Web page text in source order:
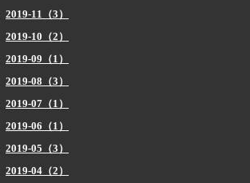
2019-11（3）
2019-10（2）
2019-09（1）
2019-08（3）
2019-07（1）
2019-06（1）
2019-05（3）
2019-04（2）